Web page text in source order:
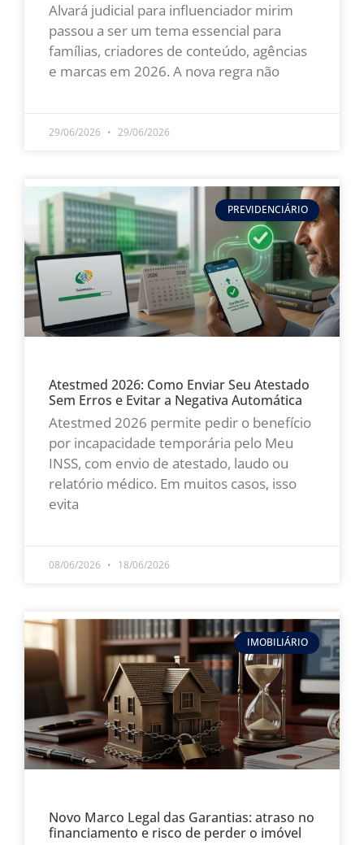
Alvará judicial para influenciador mirim
passou a ser um tema essencial para
famílias, criadores de conteúdo, agências
e marcas em 2026. A nova regra não
29/06/2026 29/06/2026
PREVIDENCIÁRIO
Atestmed 2026: Como Enviar Seu Atestado
Sem Erros e Evitar a Negativa Automática
Atestmed 2026 permite pedir o benefício
por incapacidade temporária pelo Meu
INSS, com envio de atestado, laudo ou
relatório médico. Em muitos casos, isso
evita
08/06/2026 18/06/2026
IMOBILIÁRIO
Novo Marco Legal das Garantias: atraso no
financiamento e risco de perder o imóvel